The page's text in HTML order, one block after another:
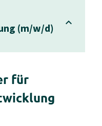
(m/w/d)
für